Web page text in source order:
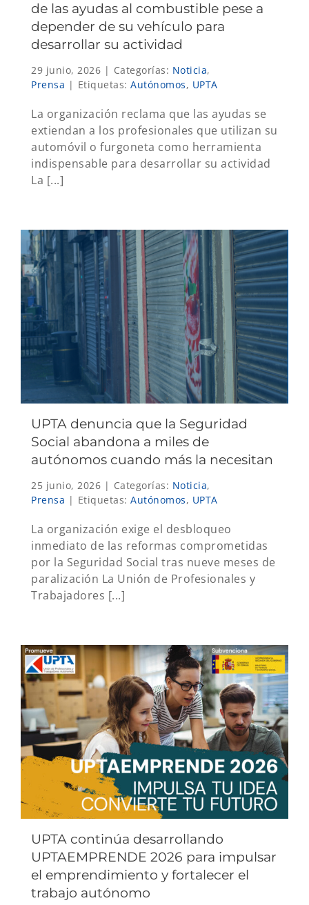
de las ayudas al combustible pese a
depender de su vehículo para
desarrollar su actividad
29 junio, 2026 | Categorías: Noticia,
Prensa | Etiquetas: Autónomos, UPTA
La organización reclama que las ayudas se
extiendan a los profesionales que utilizan su
automóvil o furgoneta como herramienta
indispensable para desarrollar su actividad
La [...]
UPTA denuncia que la Seguridad
Social abandona a miles de
autónomos cuando más la necesitan
25 junio, 2026 | Categorías: Noticia,
Prensa | Etiquetas: Autónomos, UPTA
La organización exige el desbloqueo
inmediato de las reformas comprometidas
por la Seguridad Social tras nueve meses de
paralización La Unión de Profesionales y
Trabajadores [...]
UPTA continúa desarrollando
UPTAEMPRENDE 2026 para impulsar
el emprendimiento y fortalecer el
trabajo autónomo